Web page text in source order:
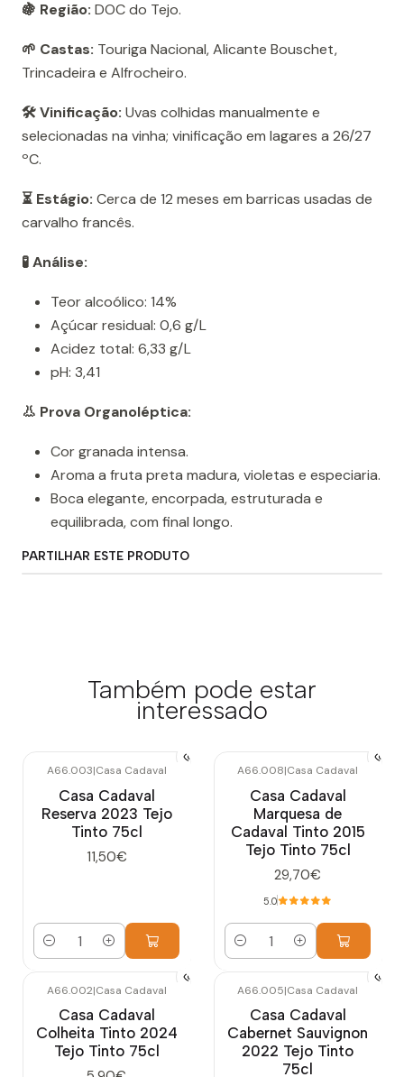
🍇 Região: DOC do Tejo.
🌱 Castas: Touriga Nacional, Alicante Bouschet,
Trincadeira e Alfrocheiro.
🛠️ Vinificação: Uvas colhidas manualmente e
selecionadas na vinha; vinificação em lagares a 26/27
ºC.
⏳ Estágio: Cerca de 12 meses em barricas usadas de
carvalho francês.
🧪 Análise:
Teor alcoólico: 14%
Açúcar residual: 0,6 g/L
Acidez total: 6,33 g/L
pH: 3,41
👃 Prova Organoléptica:
Cor granada intensa.
Aroma a fruta preta madura, violetas e especiaria.
Boca elegante, encorpada, estruturada e
equilibrada, com final longo.
PARTILHAR ESTE PRODUTO
Também pode estar
interessado
A66.003|Casa Cadaval
Casa Cadaval
Reserva 2023 Tejo
Tinto 75cl
11,50€
Quantidade
A66.008|Casa Cadaval
Casa Cadaval
Marquesa de
Cadaval Tinto 2015
Tejo Tinto 75cl
29,70€
5.0
Quantidade
A66.002|Casa Cadaval
Casa Cadaval
Colheita Tinto 2024
Tejo Tinto 75cl
A66.005|Casa Cadaval
Casa Cadaval
Cabernet Sauvignon
2022 Tejo Tinto
75cl